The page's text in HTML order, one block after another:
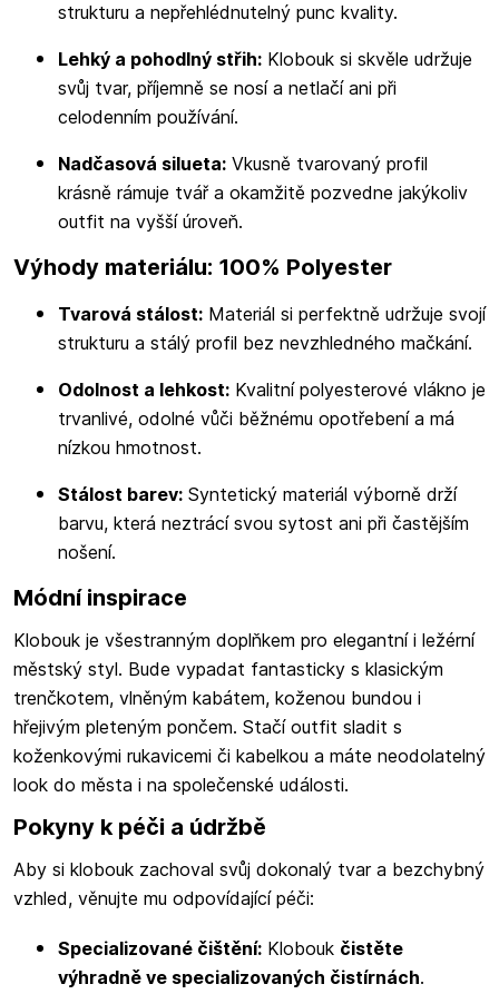
strukturu a nepřehlédnutelný punc kvality.
Lehký a pohodlný střih: Klobouk si skvěle udržuje
svůj tvar, příjemně se nosí a netlačí ani při
celodenním používání.
Nadčasová silueta: Vkusně tvarovaný profil
krásně rámuje tvář a okamžitě pozvedne jakýkoliv
outfit na vyšší úroveň.
Výhody materiálu: 100% Polyester
Tvarová stálost: Materiál si perfektně udržuje svojí
strukturu a stálý profil bez nevzhledného mačkání.
Odolnost a lehkost: Kvalitní polyesterové vlákno je
trvanlivé, odolné vůči běžnému opotřebení a má
nízkou hmotnost.
Stálost barev: Syntetický materiál výborně drží
barvu, která neztrácí svou sytost ani při častějším
nošení.
Módní inspirace
Klobouk je všestranným doplňkem pro elegantní i ležérní
městský styl. Bude vypadat fantasticky s klasickým
trenčkotem, vlněným kabátem, koženou bundou i
hřejivým pleteným pončem. Stačí outfit sladit s
koženkovými rukavicemi či kabelkou a máte neodolatelný
look do města i na společenské události.
Pokyny k péči a údržbě
Aby si klobouk zachoval svůj dokonalý tvar a bezchybný
vzhled, věnujte mu odpovídající péči:
Specializované čištění: Klobouk čistěte
výhradně ve specializovaných čistírnách.